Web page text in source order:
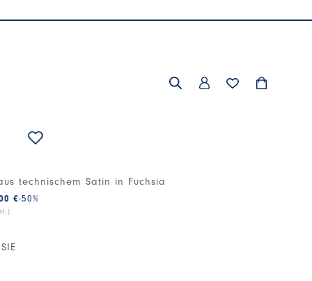
technischem Satin in Fuchsia
€-50%